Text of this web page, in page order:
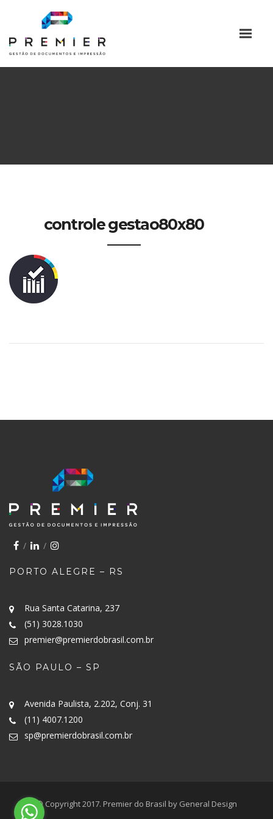
controle gestao80x80
PORTO ALEGRE – RS
Rua Santa Catarina, 237
(51) 3028.1030
premier@premierdobrasil.com.br
SÃO PAULO – SP
Avenida Paulista, 2.202, Conj. 31
(11) 4007.1200
sp@premierdobrasil.com.br
© Copyright 2017. Premier do Brasil by General Design